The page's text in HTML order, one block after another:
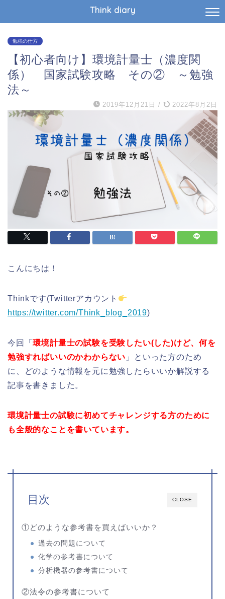
Think diary
勉強の仕方
【初心者向け】環境計量士（濃度関
係） 国家試験攻略 その② ～勉強
法～
2019年12月21日 / 2022年8月2日
こんにちは！
Thinkです(Twitterアカウント
https://twitter.com/Think_blog_2019)
今回「環境計量士の試験を受験したい(した)けど、何を
勉強すればいいのかわからない 」といった方のため
に、どのような情報を元に勉強したらいいか解説する
記事を書きました。
環境計量士の試験に初めてチャレンジする方のために
も全般的なことを書いています。
CLOSE
目次
①どのような参考書を買えばいいか？
過去の問題について
化学の参考書について
分析機器の参考書について
②法令の参考書について